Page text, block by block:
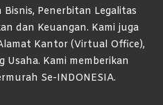
Penerbitan Legalitas
dan Keuangan. Kami juga
Kantor (Virtual Office),
Kami memberikan
Se-INDONESIA.